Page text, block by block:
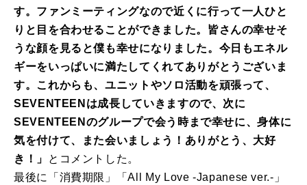
す。ファンミーティングなので近くに行って一人ひと
りと目を合わせることができました。皆さんの幸せそ
うな顔を見ると僕も幸せになりました。今日もエネル
ギーをいっぱいに満たしてくれてありがとうございま
す。これからも、ユニットやソロ活動を頑張って、
SEVENTEENは成長していきますので、次に
SEVENTEENのグループで会う時まで幸せに、身体に
気を付けて、また会いましょう！ありがとう、大好
き！」
とコメントした。
最後に「消費期限」「All My Love -Japanese ver.-」